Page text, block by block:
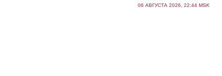
06 АВГУСТА 2026, 22:44 MSK